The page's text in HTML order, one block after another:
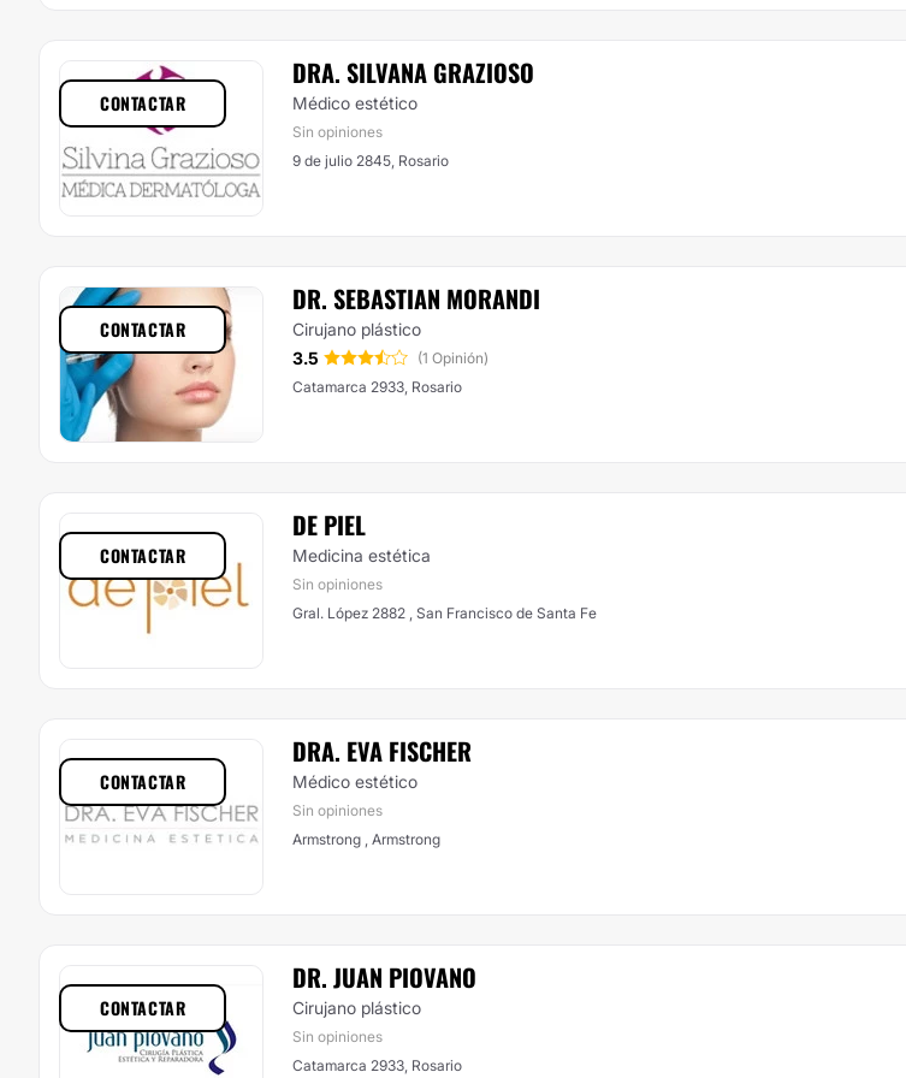
DRA. SILVANA GRAZIOSO
Médico estético
Sin opiniones
9 de julio 2845, Rosario
CONTACTAR
DR. SEBASTIAN MORANDI
Cirujano plástico
3.5
(1 Opinión)
Catamarca 2933, Rosario
CONTACTAR
DE PIEL
Medicina estética
Sin opiniones
Gral. López 2882 , San Francisco de Santa Fe
CONTACTAR
DRA. EVA FISCHER
Médico estético
Sin opiniones
Armstrong , Armstrong
CONTACTAR
DR. JUAN PIOVANO
Cirujano plástico
Sin opiniones
Catamarca 2933, Rosario
CONTACTAR